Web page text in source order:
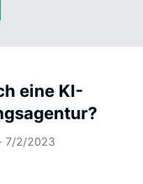
eine KI-
· 7/2/2023